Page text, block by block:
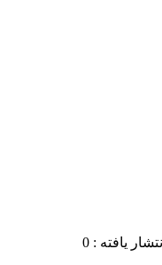
انتشار یافته : 0